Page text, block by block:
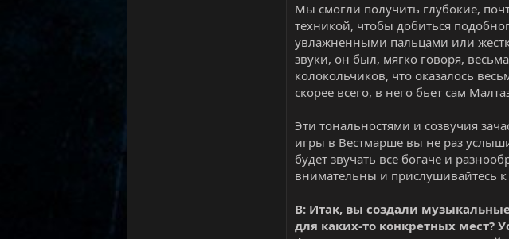
Мы смогли получить глубокие,
техникой, чтобы добиться
увлажненными пальцами или
звуки, он был, мягко говоря,
колокольчиков, что оказалось
скорее всего, в него бьет сам
Эти тональностями и созвучия
игры в Вестмарше вы не раз
будет звучать все богаче и
внимательны и прислушивайтесь к
В: Итак, вы создали
для каких-то конкретных